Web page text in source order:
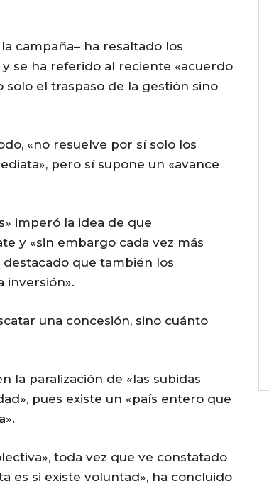
campaña– ha resaltado los
se ha referido al reciente «acuerdo
el traspaso de la gestión sino
«no resuelve por sí solo los
pero sí supone un «avance
imperó la idea de que
y «sin embargo cada vez más
que también los
inversión».
una concesión, sino cuánto
la paralización de «las subidas
pues existe un «país entero que
toda vez que ve constatado
es si existe voluntad», ha concluido